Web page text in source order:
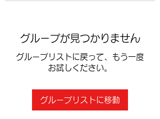
グループが見つかりません
グループリストに戻って、もう一度
お試しください。
グループリストに移動